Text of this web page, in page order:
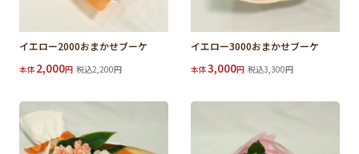
イエロー2000おまかせブーケ
本体 2,000円 税込2,200円
イエロー3000おまかせブーケ
本体3,000円 税込3,300円